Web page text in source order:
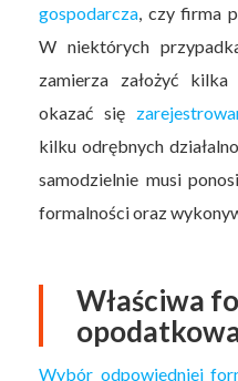
gospodarcza , czy firma
W niektórych
zamierza założyć
okazać się
kilku odrębnych
samodzielnie musi
formalności oraz
Właściwa
Wybór odpowiedniej